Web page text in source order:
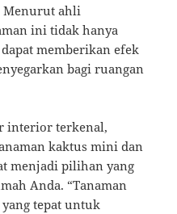
Menurut ahli
ini tidak hanya
memberikan efek
bagi ruangan
interior terkenal,
kaktus mini dan
menjadi pilihan yang
Anda. “Tanaman
tepat untuk